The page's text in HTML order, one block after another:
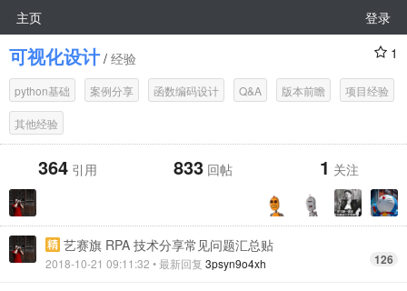
主页 登录
可视化设计/ 经验 1
python基础 案例分享 函数编码设计 Q&A 版本前瞻 项目经验
其他经验
364 引用 833 回帖 1 关注
艺赛旗 RPA 技术分享常见问题汇总贴
2018-10-21 09:11:32 • 最新回复 3psyn9o4xh 126